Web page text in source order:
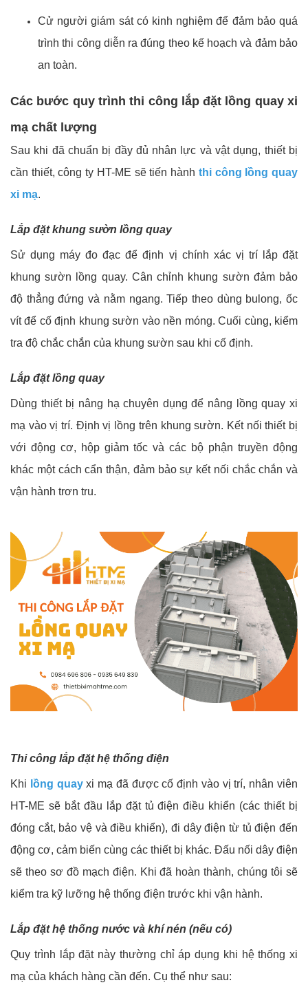
Cử người giám sát có kinh nghiệm để đảm bảo quá
trình thi công diễn ra đúng theo kế hoạch và đảm bảo
an toàn.
Các bước quy trình thi công lắp đặt lồng quay xi
mạ chất lượng
Sau khi đã chuẩn bị đầy đủ nhân lực và vật dụng, thiết bị
cần thiết, công ty HT-ME sẽ tiến hành thi công lồng quay
xi mạ.
Lắp đặt khung sườn lồng quay
Sử dụng máy đo đạc để định vị chính xác vị trí lắp đặt
khung sườn lồng quay. Cân chỉnh khung sườn đảm bảo
độ thẳng đứng và nằm ngang. Tiếp theo dùng bulong, ốc
vít để cố định khung sườn vào nền móng. Cuối cùng, kiểm
tra độ chắc chắn của khung sườn sau khi cố định.
Lắp đặt lồng quay
Dùng thiết bị nâng hạ chuyên dụng để nâng lồng quay xi
mạ vào vị trí. Định vị lồng trên khung sườn. Kết nối thiết bị
với động cơ, hộp giảm tốc và các bộ phận truyền động
khác một cách cẩn thận, đảm bảo sự kết nối chắc chắn và
vận hành trơn tru.
Thicông lắp đặt hệ thống điện
Khi lồng quayxi mạ đã được cố định vào vị trí, nhân viên
HT-ME sẽ bắt đầu lắp đặt tủ điện điều khiển (các thiết bị
đóng cắt, bảo vệ và điều khiển), đi dây điện từ tủ điện đến
động cơ, cảm biến cùng các thiết bị khác. Đấu nối dây điện
sẽ theo sơ đồ mạch điện. Khi đã hoàn thành, chúng tôi sẽ
kiểm tra kỹ lưỡng hệ thống điện trước khi vận hành.
Lắp đặt hệ thống nước và khí nén (nếu có)
Quy trình lắp đặt này thường chỉ áp dụng khi hệ thống xi
mạ của khách hàng cần đến. Cụ thể như sau: